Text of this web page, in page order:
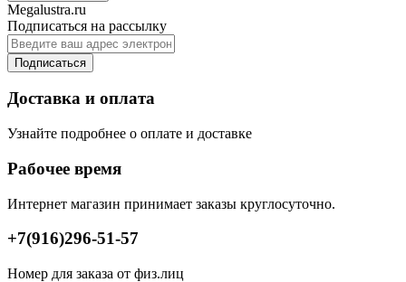
Megalustra.ru
Подписаться на рассылку
Подписаться
Доставка и оплата
Узнайте подробнее о оплате и доставке
Рабочее время
Интернет магазин принимает заказы круглосуточно.
+7(916)296-51-57
Номер для заказа от физ.лиц